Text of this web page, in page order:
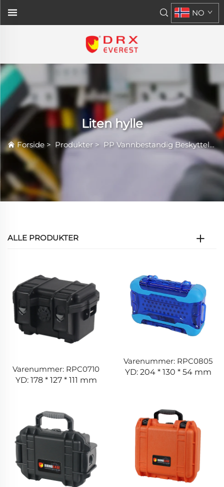
NO
Liten hylle
Forside > Produkter > PP Vannbestandig Beskyttelseshylle
ALLE PRODUKTER
Varenummer: RPC0710
YD: 178 * 127 * 111 mm
Varenummer: RPC0805
YD: 204 * 130 * 54 mm